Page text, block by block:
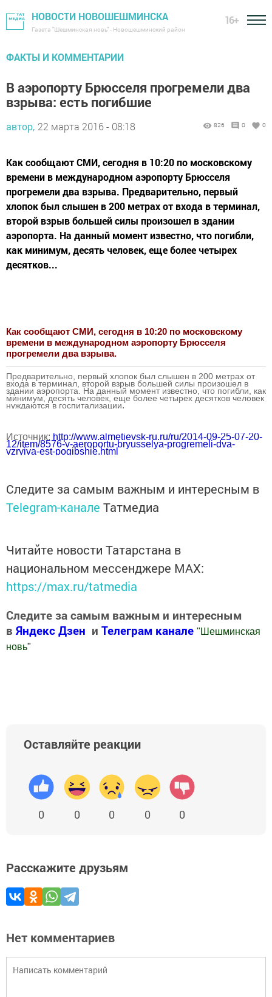
НОВОСТИ НОВОШЕШМИНСКА
Газета "Шешминская новь" - Новошешминский район
16+
ФАКТЫ И КОММЕНТАРИИ
В аэропорту Брюсселя прогремели два
взрыва: есть погибшие
автор, 22 марта 2016 - 08:18 826 0 0
Как сообщают СМИ, сегодня в 10:20 по московскому
времени в международном аэропорту Брюсселя
прогремели два взрыва. Предварительно, первый
хлопок был слышен в 200 метрах от входа в терминал,
второй взрыв большей силы произошел в здании
аэропорта. На данный момент известно, что погибли,
как минимум, десять человек, еще более четырех
десятков...
Как сообщают СМИ, сегодня в 10:20 по московскому
времени в международном аэропорту Брюсселя
прогремели два взрыва.
Предварительно, первый хлопок был слышен в 200 метрах от
входа в терминал, второй взрыв большей силы произошел в
здании аэропорта. На данный момент известно, что погибли, как
минимум, десять человек, еще более четырех десятков человек
нуждаются в госпитализации.
Источник: http://www.almetievsk-ru.ru/ru/2014-09-25-07-20-
12/item/8576-v-aeroportu-bryusselya-progremeli-dva-
vzryiva-est-pogibshie.html
Следите за самым важным и интересным в
Telegram-канале Татмедиа
Читайте новости Татарстана в
национальном мессенджере MАХ:
https://max.ru/tatmedia
Следите за самым важным и интересным
в Яндекс Дзен и Телеграм канале " Шешминская
новь"
Оставляйте реакции
0 0 0 0 0
Расскажите друзьям
Нет комментариев